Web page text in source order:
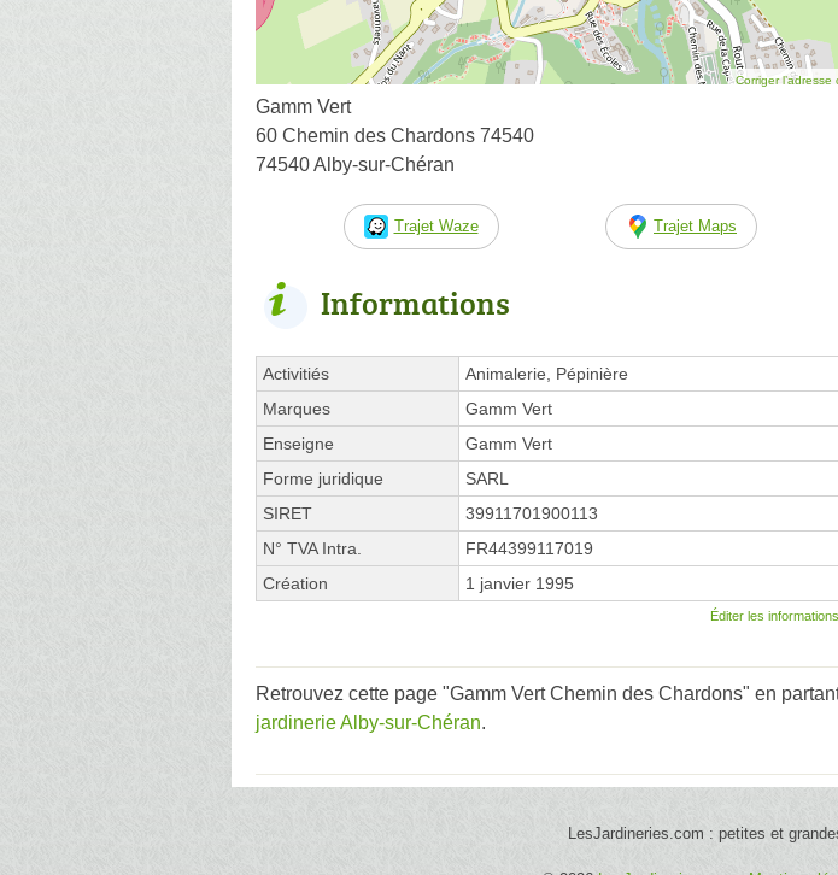
Corriger
Gamm Vert
60 Chemin des Chardons 74540
74540 Alby-sur-Chéran
Trajet Waze Trajet Maps
Informations
Activitiés
Animalerie, Pépinière
Marques
Gamm Vert
Enseigne
Gamm Vert
Forme juridique
SARL
SIRET
39911701900113
N° TVA Intra.
FR44399117019
Création
1 janvier 1995
Éditer les
Retrouvez cette page "Gamm Vert Chemin des Chardons" en
jardinerie Alby-sur-Chéran.
LesJardineries.com : petites et